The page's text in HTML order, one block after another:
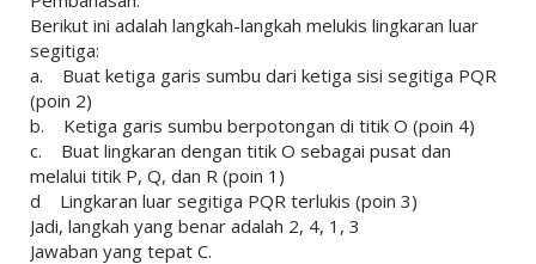
Berikut ini adalah langkah-langkah melukis lingkaran luar
segitiga:
a. Buat ketiga garis sumbu dari ketiga sisi segitiga PQR
(poin 2)
b. Ketiga garis sumbu berpotongan di titik O (poin 4)
c. Buat lingkaran dengan titik O sebagai pusat dan
melalui titik P, Q, dan R (poin 1)
d Lingkaran luar segitiga PQR terlukis (poin 3)
Jadi, langkah yang benar adalah 2, 4, 1, 3
Jawaban yang tepat C.